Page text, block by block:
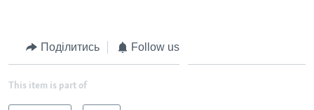
Поділитись Follow us
This item is part of